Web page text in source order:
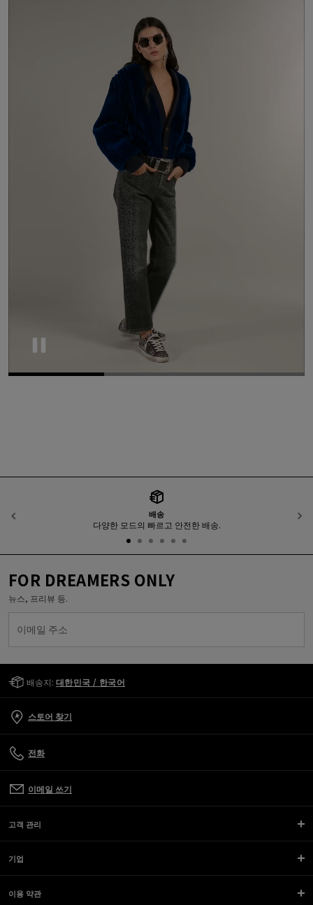
배송
다양한 모드의 빠르고 안전한 배송.
이전
FOR DREAMERS ONLY
뉴스, 프리뷰 등.
이메일 주소
배송지: 대한민국 / 한국어
스토어 찾기
전화
이메일 쓰기
고객 관리
기업
이용 약관